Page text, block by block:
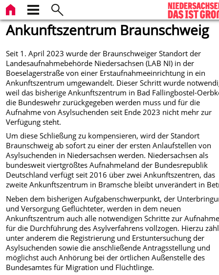
Ankunftszentrum Braunschweig
Seit 1. April 2023 wurde der Braunschweiger Standort der
Landesaufnahmebehörde Niedersachsen (LAB NI) in der
Boeselagerstraße von einer Erstaufnahmeeinrichtung in ein
Ankunftszentrum umgewandelt. Dieser Schritt wurde
weil das bisherige Ankunftszentrum in Bad Fallingbostel-
die Bundeswehr zurückgegeben werden muss und für die
Aufnahme von Asylsuchenden seit Ende 2023 nicht mehr zur
Verfügung steht.
Um diese Schließung zu kompensieren, wird der Standort
Braunschweig ab sofort zu einer der ersten Anlaufstellen von
Asylsuchenden in Niedersachsen werden. Niedersachsen als
bundesweit viertgrößtes Aufnahmeland der Bundesrepublik
Deutschland verfügt seit 2016 über zwei Ankunftszentren, das
zweite Ankunftszentrum in Bramsche bleibt unverändert in
Neben dem bisherigen Aufgabenschwerpunkt, der
und Versorgung Geflüchteter, werden in dem neuen
Ankunftszentrum auch alle notwendigen Schritte zur
für die Durchführung des Asylverfahrens vollzogen. Hierzu
unter anderem die Registrierung und Erstuntersuchung der
Asylsuchenden sowie die anschließende Antragsstellung und
möglichst auch Anhörung bei der örtlichen Außenstelle des
Bundesamtes für Migration und Flüchtlinge.